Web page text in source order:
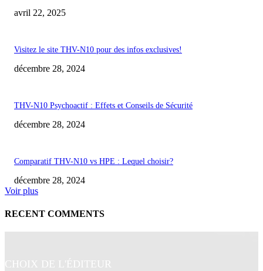
avril 22, 2025
Visitez le site THV-N10 pour des infos exclusives!
décembre 28, 2024
THV-N10 Psychoactif : Effets et Conseils de Sécurité
décembre 28, 2024
Comparatif THV-N10 vs HPE : Lequel choisir?
décembre 28, 2024
Voir plus
RECENT COMMENTS
CHOIX DE L'ÉDITEUR